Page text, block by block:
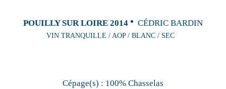
POUILLY SUR LOIRE 2014 CÉDRIC BARDIN
VIN TRANQUILLE / AOP / BLANC / SEC
Cépage(s) : 100% Chasselas